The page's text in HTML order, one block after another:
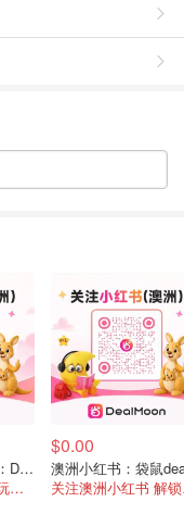
澳洲小伙伴加微信：DealmoonAu2
解锁更多澳洲吃喝玩乐资讯
$0.00
关